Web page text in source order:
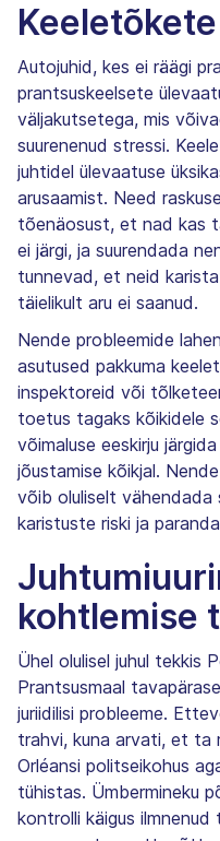
Autojuhid, kes ei räägi
prantsuskeelsete
väljakutsetega, mis
suurenenud stressi.
juhtidel ülevaatuse
arusaamist. Need
tõenäosust, et nad kas
ei järgi, ja suurendada
tunnevad, et neid
täielikult aru ei saanud.
Nende probleemide
asutused pakkuma
inspektoreid või
toetus tagaks kõikidele
võimaluse eeskirju
jõustamise kõikjal.
võib oluliselt vähendada
karistuste riski ja
kohtlemise
Ühel olulisel juhul
Prantsusmaal
juriidilisi probleeme.
trahvi, kuna arvati, et ta
Orléansi politseikohus
tühistas. Ümbermineku
kontrolli käigus